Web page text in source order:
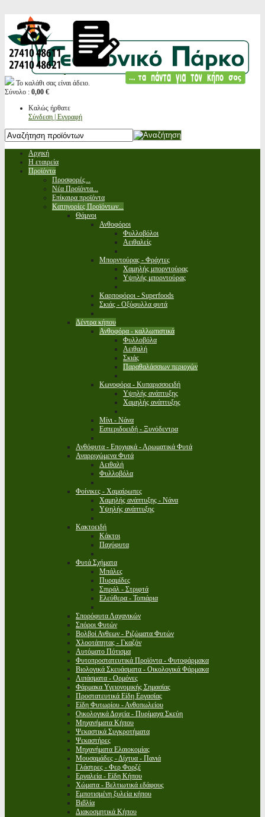
Το καλάθι σας είναι άδειο.
Σύνολο : 0,00 €
Καλώς ήρθατε
Σύνδεση | Εγγραφή
Αρχική
Η εταιρεία
Προϊόντα
Προσφορές...
Νέα Προϊόντα...
Επίκαιρα προϊόντα
Κατηγορίες Προϊόντων...
Θάμνοι
Ανθοφόροι
Φυλλοβόλοι
Αειθαλείς
Μπορντούρας - Φράχτες
Χαμηλής μπορντούρας
Υψηλής μπορντούρας
Καρποφόροι - Superfoods
Σκιάς - Οξύφυλλα φυτά
Δέντρα κήπου
Ανθοφόρα - καλλωπιστικά
Φυλλοβόλα
Αειθαλή
Σκιάς
Παραθαλάσσιων περιοχών
Κωνοφόρα - Κυπαρισσοειδή
Υψηλής ανάπτυξης
Χαμηλής ανάπτυξης
Μίνι - Νάνα
Εσπεριδοειδή - Ξυνόδεντρα
Ανθόφυτα - Εποχιακά - Αρωματικά Φυτά
Αναρριχώμενα Φυτά
Αειθαλή
Φυλλοβόλα
Φοίνικες - Χαμαίρωπες
Χαμηλής ανάπτυξης - Νάνα
Υψηλής ανάπτυξης
Κακτοειδή
Κάκτοι
Παχύφυτα
Φυτά Σχήματα
Μπάλες
Πυραμίδες
Σπιράλ - Στριφτά
Ελεύθερα - Τοπιάρια
Σπορόφυτα Λαχανικών
Σπόροι Φυτών
Βολβοί Ανθεων - Ριζώματα Φυτών
Χλοοτάπητας - Γκαζόν
Αυτόματο Πότισμα
Φυτοπροστατευτικά Προϊόντα - Φυτοφάρμακα
Βιολογικά Σκευάσματα - Οικολογικά Φάρμακα
Λιπάσματα - Ορμόνες
Φάρμακα Υγειονομικής Σημασίας
Προστατευτικά Είδη Εργασίας
Είδη Φυτωρίου - Ανθοπωλείου
Οικολογικά Δοχεία - Πυρίμαχα Σκεύη
Μηχανήματα Κήπου
Ψεκαστικά Συγκροτήματα
Ψεκαστήρες
Μηχανήματα Ελαιοκομίας
Μουσαμάδες - Δίχτυα - Πανιά
Γλάστρες - Φερ Φορζέ
Εργαλεία - Είδη Κήπου
Χώματα - Βελτιωτικά εδάφους
Εμποτισμένη ξυλεία κήπου
Βιβλία
Διακοσμητικά Κήπου